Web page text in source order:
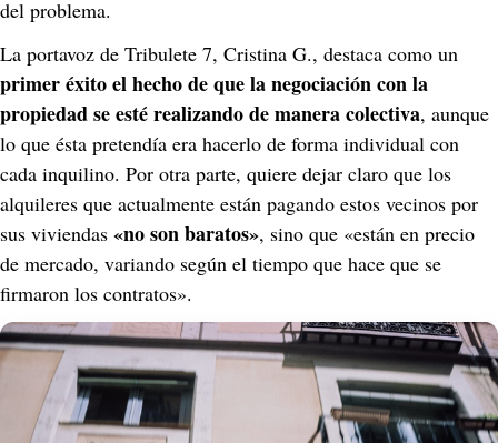
del problema.
La portavoz de Tribulete 7, Cristina G., destaca como un
primer éxito el hecho de que la negociación con la
propiedad se esté realizando de manera colectiva, aunque
lo que ésta pretendía era hacerlo de forma individual con
cada inquilino. Por otra parte, quiere dejar claro que los
alquileres que actualmente están pagando estos vecinos por
sus viviendas «no son baratos», sino que «están en precio
de mercado, variando según el tiempo que hace que se
firmaron los contratos».